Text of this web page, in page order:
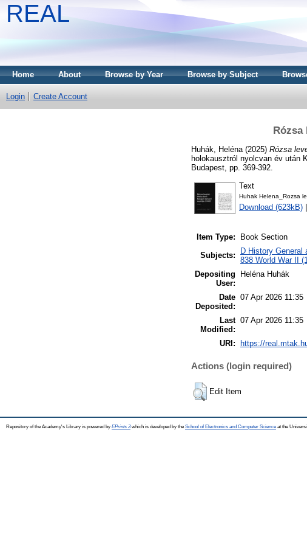
REAL
Home About Browse by Year Browse by Subject
Login Create Account
Rózsa
Huhák, Heléna (2025) Rózsa
holokausztról nyolcvan év után
Budapest, pp. 369-392.
Text
Huhak Helena_Rozsa
Download (623kB)
Item Type:
Book Section
Subjects:
D History General
838 World War II
Depositing
User:
Heléna Huhák
Date
Deposited:
07 Apr 2026 11:35
Last
Modified:
07 Apr 2026 11:35
URI: https://
Actions (login required)
Edit Item
Repository of the Academy's Library is powered by EPrints 3which is developed by the School of Electronics and Computer Science at the